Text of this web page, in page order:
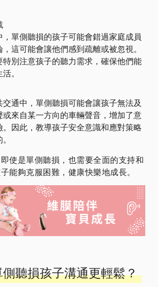
，單側聽損的孩子可能會錯過家庭成員
這可能會讓他們感到疏離或被忽視。
特別注意孩子的聽力需求，確保他們能
。
交通中，單側聽損可能會讓孩子無法及
或來自某一方向的車輛聲音，增加了意
。因此，教導孩子安全意識和應對策略
使是單側聽損，也需要全面的支持和
能夠克服困難，健康快樂地成長。
聽損孩子溝通更輕鬆？